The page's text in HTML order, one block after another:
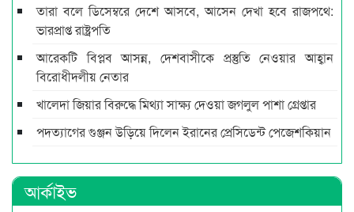
তারা বলে ডিসেম্বরে দেশে আসবে, আসেন দেখা হবে রাজপথে:
ভারপ্রাপ্ত রাষ্ট্রপতি
আরেকটি বিপ্লব আসন্ন, দেশবাসীকে প্রস্তুতি নেওয়ার আহ্বান
বিরোধীদলীয় নেতার
খালেদা জিয়ার বিরুদ্ধে মিথ্যা সাক্ষ্য দেওয়া জগলুল পাশা গ্রেপ্তার
পদত্যাগের গুঞ্জন উড়িয়ে দিলেন ইরানের প্রেসিডেন্ট পেজেশকিয়ান
আর্কাইভ